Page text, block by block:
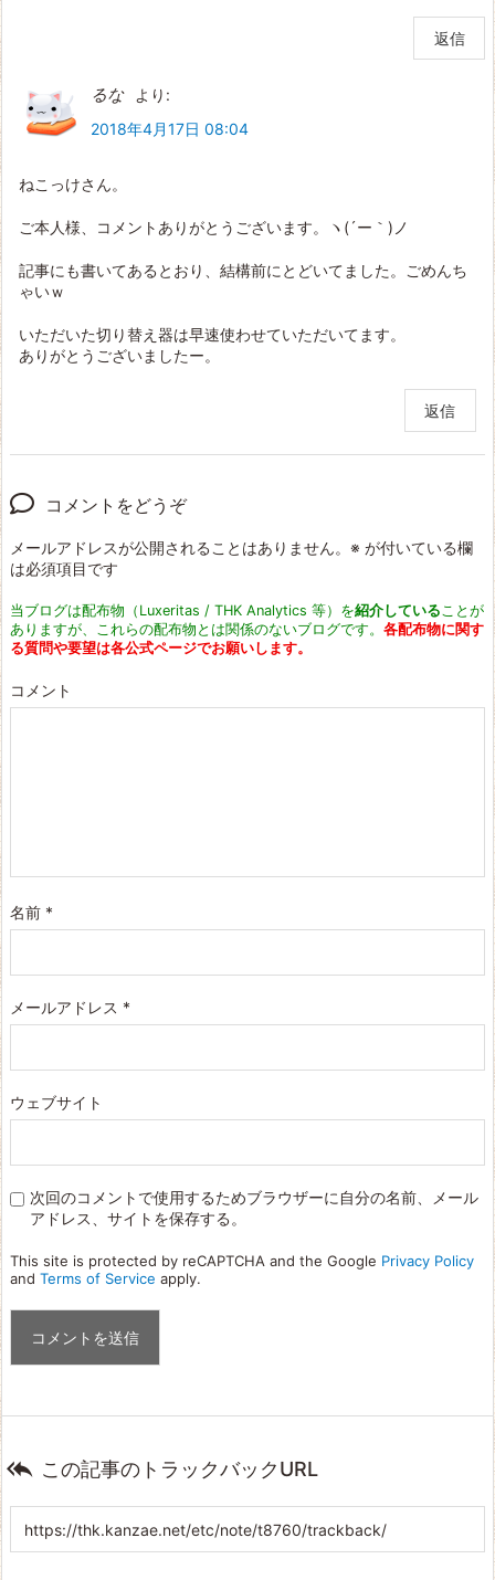
返信
るな
より:
2018年4月17日 08:04
ねこっけさん。
ご本人様、コメントありがとうございます。ヽ(´ー｀)ノ
記事にも書いてあるとおり、結構前にとどいてました。ごめんち
ゃいｗ
いただいた切り替え器は早速使わせていただいてます。
ありがとうございましたー。
返信
コメントをどうぞ
メールアドレスが公開されることはありません。 ※ が付いている欄
は必須項目です
当ブログは配布物（Luxeritas / THK Analytics 等）を紹介していることが
ありますが、これらの配布物とは関係のないブログです。 各配布物に関す
る質問や要望は各公式ページでお願いします。
コメント
名前 *
メールアドレス *
ウェブサイト
次回のコメントで使用するためブラウザーに自分の名前、メール
アドレス、サイトを保存する。
This site is protected by reCAPTCHA and the Google Privacy Policy
and Terms of Service apply.
 この記事のトラックバックURL